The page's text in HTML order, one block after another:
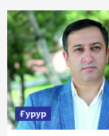
Ғурур